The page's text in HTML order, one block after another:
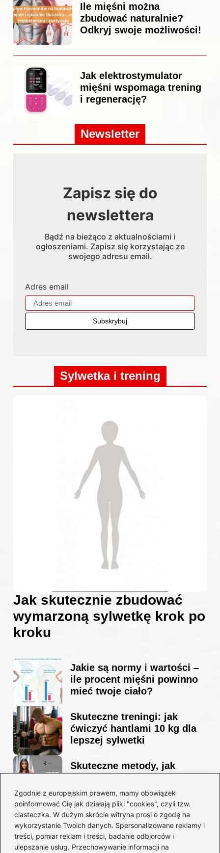
Zgodnie z europejskim prawem, mamy obowiązek
poinformować Cię jak działają pliki "cookies", czyli tzw.
ciasteczka. W dużym skrócie witryna prosi o zgodę na
wykorzystanie Twoich danych. Spersonalizowane reklamy i
treści, pomiar reklam i treści, badanie odbiorców i
ulepszanie usług. Przechowywanie informacji na
Ile mięśni można
zbudować naturalnie?
Odkryj swoje możliwości!
Jak elektrostymulator
mięśni wspomaga trening
i regenerację?
Newsletter
Zapisz się do
newslettera
Bądź na bieżąco z aktualnościami i
ogłoszeniami. Zapisz się korzystając ze
swojego adresu email.
Adres email
Sylwetka i trening
Jak skutecznie zbudować
wymarzoną sylwetkę krok po
kroku
Jakie są normy i wartości –
ile procent mięśni powinno
mieć twoje ciało?
Skuteczne treningi: jak
ćwiczyć hantlami 10 kg dla
lepszej sylwetki
Skuteczne metody, jak
sylwetkę w zaledwie 90 dni
Idealny garnitur: jak dobrać
go do swojej sylwetki?